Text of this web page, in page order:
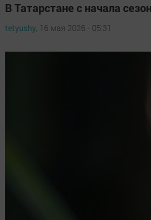
В Татарстане с начала
tetyushy, 16 мая 2026 - 05:31